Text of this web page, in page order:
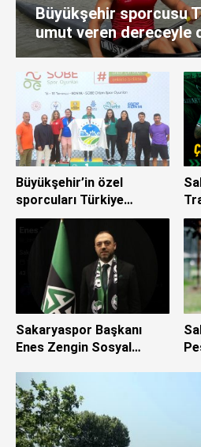
Büyükşehir sporcusu
umut veren dereceyle
Büyükşehir’in özel
sporcuları Türkiye
Şampiyonası’nı
derecelerle tamamladı
Sakaryaspor Başkanı
Enes Zengin Sosyal
Açıklama Yaptı